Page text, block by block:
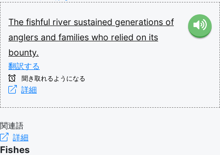
The fishful river sustained generations of
anglers and families who relied on its
bounty.
翻訳する
聞き取れるようになる
詳細
関連語
詳細
Fishes